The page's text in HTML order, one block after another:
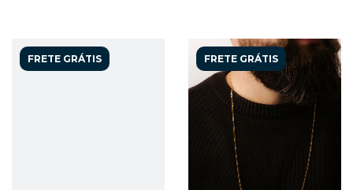
FRETE GRÁTIS FRETE GRÁTIS